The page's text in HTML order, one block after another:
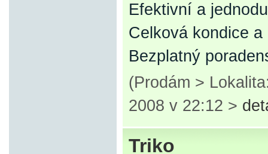
Efektivní a
Celková kondice
Bezplatný
(Prodám >
2008 v 22:12 >
Triko